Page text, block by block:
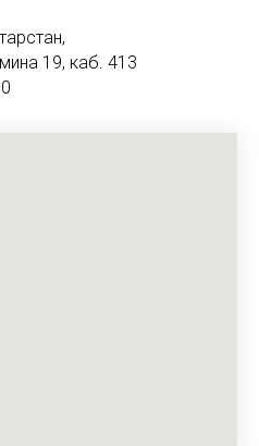
19, каб. 413